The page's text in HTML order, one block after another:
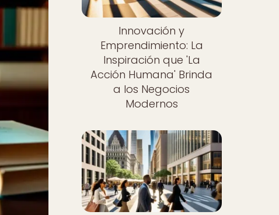
Innovación y
Emprendimiento: La
Inspiración que 'La
Acción Humana' Brinda
a los Negocios
Modernos